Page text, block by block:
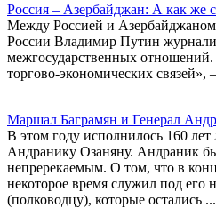
Россия – Азербайджан: А как же
Между Россией и Азербайджаном
России Владимир Путин
межгосударственных
торгово-экономических связей»,
Маршал Баграмян и Генерал
В этом году исполнилось 160
Андранику Озаняну. Андраник
непререкаемым. О том, что в
некоторое время служил под его
(полководцу), которые остались ...